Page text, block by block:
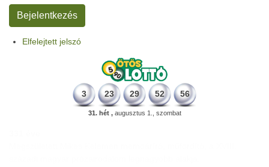
Elfelejtett jelszó
3 23 29 52 56
31. hét ,augusztus 1., szombat